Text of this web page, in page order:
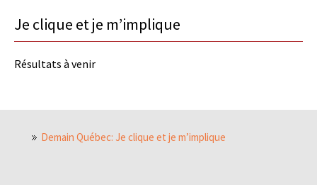
Je clique et je m’implique
Résultats à venir
Demain Québec: Je clique et je m’implique